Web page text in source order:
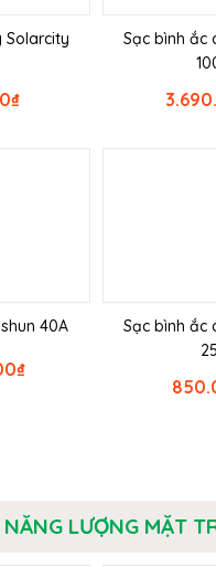
Solarcity
₫
Sạc bình ắc
40A
₫
Sạc bình ắc
LƯỢNG MẶT